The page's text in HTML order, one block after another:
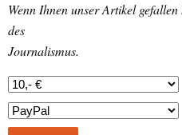
Wenn Ihnen unser Artikel
des
Journalismus.